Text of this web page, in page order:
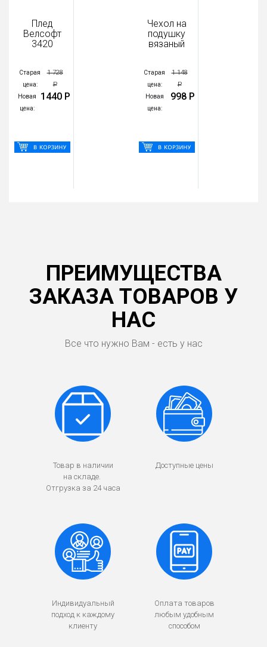
Плед
Велсофт
3420
Старая
цена:
1 728
Р
Новая
цена:
1440 Р
Чехол на
подушку
вязаный
Старая
цена:
1 148
Р
Новая
цена:
998 Р
ПРЕИМУЩЕСТВА
ЗАКАЗА ТОВАРОВ У
НАС
Все что нужно Вам - есть у нас
Товар в наличии
на складе.
Отгрузка за 24 часа
Доступные цены
Индивидуальный
подход к каждому
клиенту
Оплата товаров
любым удобным
способом